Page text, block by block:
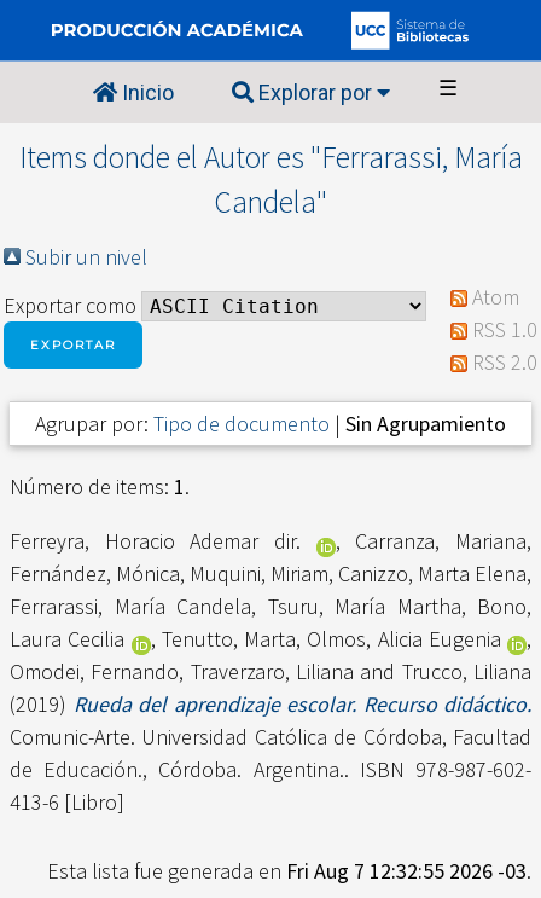
Inicio Explorar por ☰
Items donde el Autor es "Ferrarassi, María
Candela"
Subir un nivel
Exportar como
Atom
RSS 1.0
RSS 2.0
Agrupar por: Tipo de documento | Sin Agrupamiento
Número de items: 1.
Ferreyra, Horacio Ademar dir.
, Carranza, Mariana,
Fernández, Mónica, Muquini, Miriam, Canizzo, Marta Elena,
Ferrarassi, María Candela, Tsuru, María Martha, Bono,
Laura Cecilia
, Tenutto, Marta, Olmos, Alicia Eugenia
,
Omodei, Fernando, Traverzaro, Liliana and Trucco, Liliana
(2019) Rueda del aprendizaje escolar. Recurso didáctico.
Comunic-Arte. Universidad Católica de Córdoba, Facultad
de Educación., Córdoba. Argentina.. ISBN 978-987-602-
413-6 [Libro]
Esta lista fue generada en Fri Aug 7 12:32:55 2026 -03.